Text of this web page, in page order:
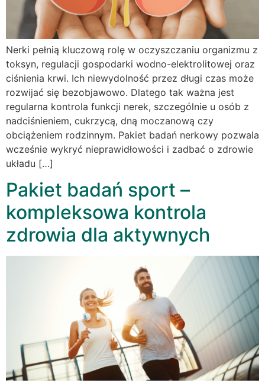
Nerki pełnią kluczową rolę w oczyszczaniu organizmu z
toksyn, regulacji gospodarki wodno-elektrolitowej oraz
ciśnienia krwi. Ich niewydolność przez długi czas może
rozwijać się bezobjawowo. Dlatego tak ważna jest
regularna kontrola funkcji nerek, szczególnie u osób z
nadciśnieniem, cukrzycą, dną moczanową czy
obciążeniem rodzinnym. Pakiet badań nerkowy pozwala
wcześnie wykryć nieprawidłowości i zadbać o zdrowie
układu […]
Pakiet badań sport –
kompleksowa kontrola
zdrowia dla aktywnych